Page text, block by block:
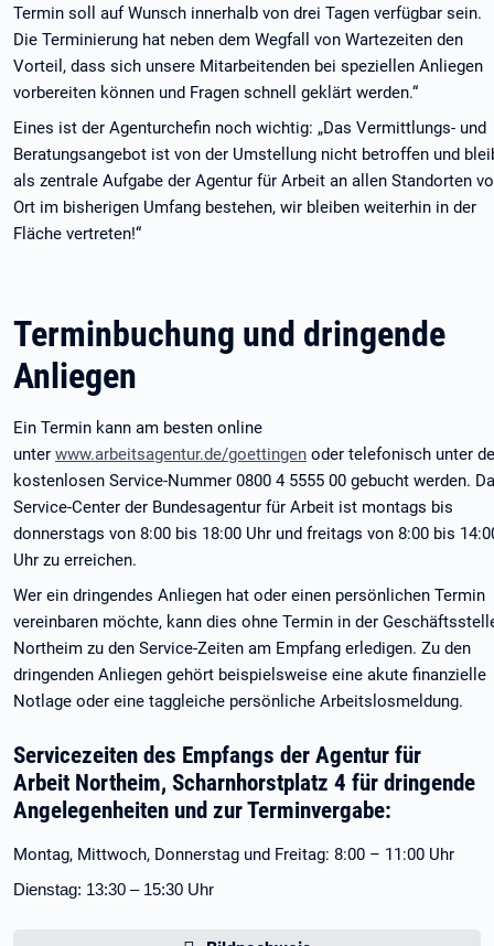
Termin soll auf Wunsch innerhalb von drei Tagen verfügbar sein.
Die Terminierung hat neben dem Wegfall von Wartezeiten den
Vorteil, dass sich unsere Mitarbeitenden bei speziellen Anliegen
vorbereiten können und Fragen schnell geklärt werden.“
Eines ist der Agenturchefin noch wichtig: „Das Vermittlungs- und
Beratungsangebot ist von der Umstellung nicht betroffen und
als zentrale Aufgabe der Agentur für Arbeit an allen Standorten
Ort im bisherigen Umfang bestehen, wir bleiben weiterhin in der
Fläche vertreten!“
Terminbuchung und dringende
Anliegen
Ein Termin kann am besten online
unter www.arbeitsagentur.de/goettingen oder telefonisch unter
kostenlosen Service-Nummer 0800 4 5555 00 gebucht werden.
Service-Center der Bundesagentur für Arbeit ist montags bis
donnerstags von 8:00 bis 18:00 Uhr und freitags von 8:00 bis
Uhr zu erreichen.
Wer ein dringendes Anliegen hat oder einen persönlichen Termin
vereinbaren möchte, kann dies ohne Termin in der
Northeim zu den Service-Zeiten am Empfang erledigen. Zu den
dringenden Anliegen gehört beispielsweise eine akute finanzielle
Notlage oder eine taggleiche persönliche Arbeitslosmeldung.
Servicezeiten des Empfangs der Agentur für
Arbeit Northeim, Scharnhorstplatz 4 für dringende
Angelegenheiten und zur Terminvergabe:
Montag, Mittwoch, Donnerstag und Freitag: 8:00 – 11:00 Uhr
Dienstag: 13:30 – 15:30 Uhr